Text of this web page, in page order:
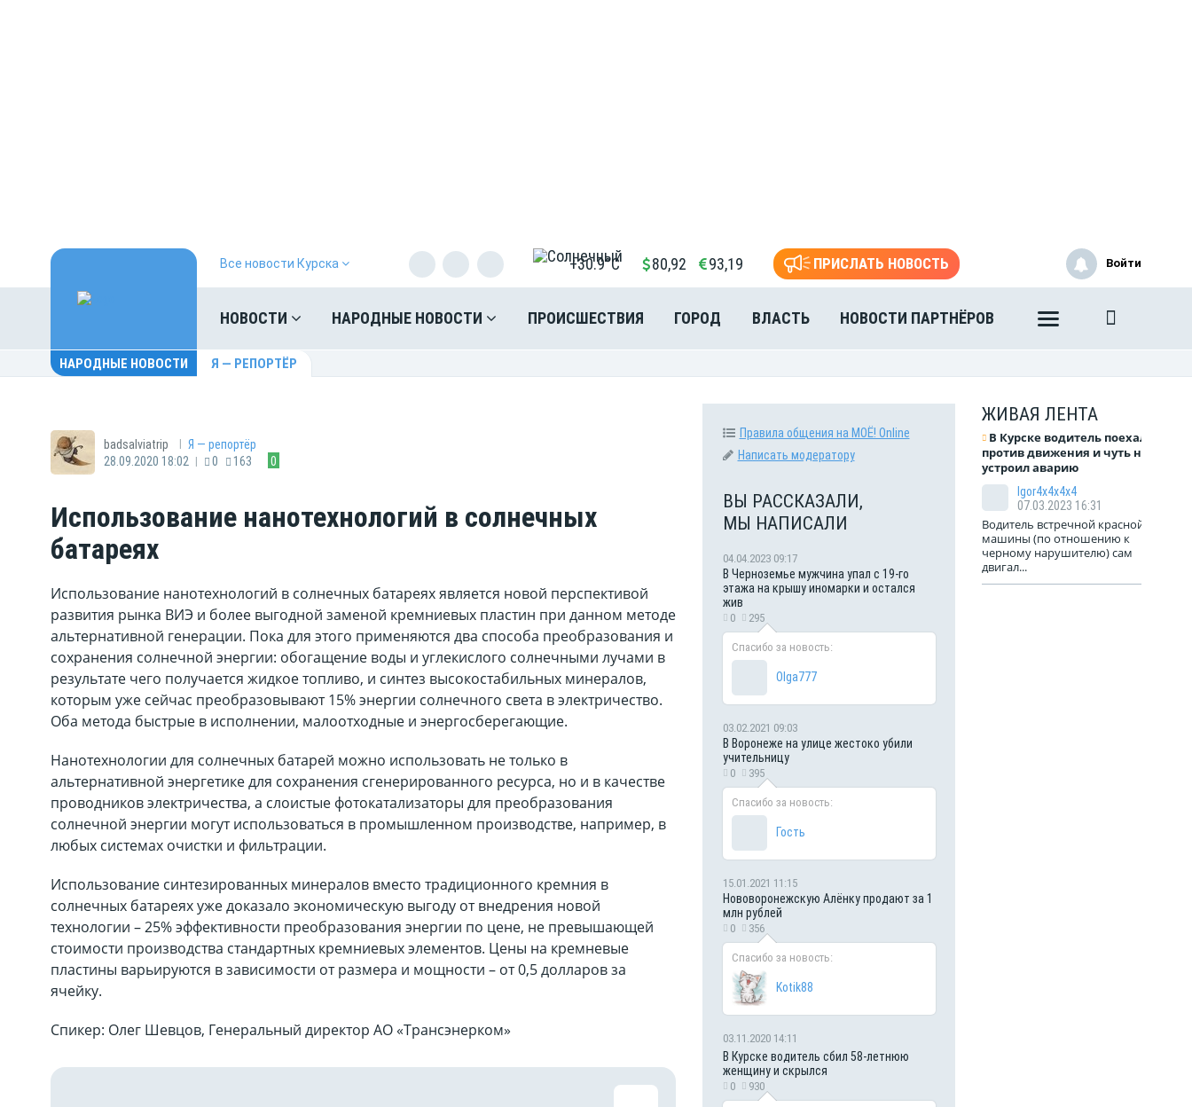
Все новости Курска +30.9°C 80,92 93,19 ПРИСЛАТЬ НОВОСТЬ
НОВОСТИ НАРОДНЫЕ НОВОСТИ ПРОИСШЕСТВИЯ ГОРОД ВЛАСТЬ НОВОСТИ ПАРТНЁРОВ
Войти
НАРОДНЫЕ НОВОСТИ Я — РЕПОРТЁР
badsalviatrip | Я — репортёр
28.09.2020 18:02 | 0 163 0
Использование нанотехнологий в солнечных
батареях
Использование нанотехнологий в солнечных батареях является новой перспективой
развития рынка ВИЭ и более выгодной заменой кремниевых пластин при данном методе
альтернативной генерации. Пока для этого применяются два способа преобразования и
сохранения солнечной энергии: обогащение воды и углекислого солнечными лучами в
результате чего получается жидкое топливо, и синтез высокостабильных минералов,
которым уже сейчас преобразовывают 15% энергии солнечного света в электричество.
Оба метода быстрые в исполнении, малоотходные и энергосберегающие.
Нанотехнологии для солнечных батарей можно использовать не только в
альтернативной энергетике для сохранения сгенерированного ресурса, но и в качестве
проводников электричества, а слоистые фотокатализаторы для преобразования
солнечной энергии могут использоваться в промышленном производстве, например, в
любых системах очистки и фильтрации.
Использование синтезированных минералов вместо традиционного кремния в
солнечных батареях уже доказало экономическую выгоду от внедрения новой
технологии – 25% эффективности преобразования энергии по цене, не превышающей
стоимости производства стандартных кремниевых элементов. Цены на кремневые
пластины варьируются в зависимости от размера и мощности – от 0,5 долларов за
ячейку.
Спикер: Олег Шевцов, Генеральный директор АО «Трансэнерком»
Правила общения на МОЁ! Online
Написать модератору
ВЫ РАССКАЗАЛИ,
МЫ НАПИСАЛИ
04.04.2023 09:17
В Черноземье мужчина упал с 19-го
этажа на крышу иномарки и остался
жив
0 295
Спасибо за новость:
Olga777
03.02.2021 09:03
В Воронеже на улице жестоко убили
учительницу
0 395
Спасибо за новость:
Гость
15.01.2021 11:15
Нововоронежскую Алёнку продают за 1
млн рублей
0 356
Спасибо за новость:
Kotik88
03.11.2020 14:11
В Курске водитель сбил 58-летнюю
женщину и скрылся
0 930
ЖИВАЯ ЛЕНТА
В Курске водитель поехал
против движения и чуть не
устроил аварию
Igor4x4x4x4
07.03.2023 16:31
Водитель встречной красной
машины (по отношению к
черному нарушителю) сам
двигал...